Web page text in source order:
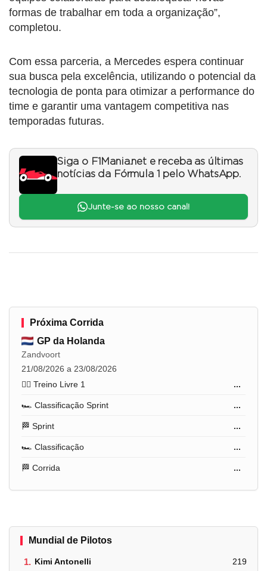
formas de trabalhar em toda a organização”,
completou.
Com essa parceria, a Mercedes espera continuar
sua busca pela excelência, utilizando o potencial da
tecnologia de ponta para otimizar a performance do
time e garantir uma vantagem competitiva nas
temporadas futuras.
Siga o F1Mania.net e receba as últimas
notícias da Fórmula 1 pelo WhatsApp.
Junte-se ao nosso canal!
Próxima Corrida
GP da Holanda
Zandvoort
21/08/2026 a 23/08/2026
🏋️‍♂️ Treino Livre 1
...
🏎️ Classificação Sprint ...
🏁 Sprint ...
🏎️ Classificação ...
🏁 Corrida ...
Mundial de Pilotos
1. Kimi Antonelli 219